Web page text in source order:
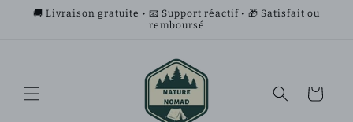
passer
🚚 Livraison gratuite • 📧 Support réactif • 🎁 Satisfait ou
remboursé
Panier